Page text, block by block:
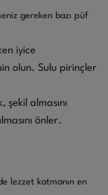
gereken bazı püf
iyice
olun. Sulu pirinçler
şekil almasını
önler.
lezzet katmanın en